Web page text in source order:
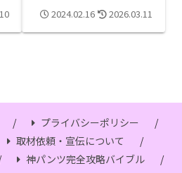
と「パンツ越し」の背
徳、VR没入体験10選
2024.02.16 2026.03.11
プライバシーポリシー
取材依頼・宣伝について
神パンツ完全攻略バイブル